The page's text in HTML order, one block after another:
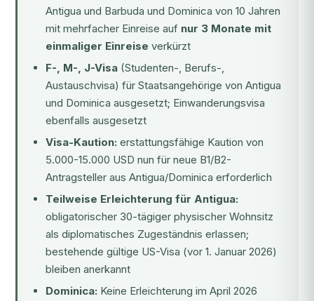
Antigua und Barbuda und Dominica von 10 Jahren
mit mehrfacher Einreise auf nur 3 Monate mit
einmaliger Einreise verkürzt
F-, M-, J-Visa (Studenten-, Berufs-,
Austauschvisa) für Staatsangehörige von Antigua
und Dominica ausgesetzt; Einwanderungsvisa
ebenfalls ausgesetzt
Visa-Kaution: erstattungsfähige Kaution von
5.000-15.000 USD nun für neue B1/B2-
Antragsteller aus Antigua/Dominica erforderlich
Teilweise Erleichterung für Antigua:
obligatorischer 30-tägiger physischer Wohnsitz
als diplomatisches Zugeständnis erlassen;
bestehende gültige US-Visa (vor 1. Januar 2026)
bleiben anerkannt
Dominica: Keine Erleichterung im April 2026